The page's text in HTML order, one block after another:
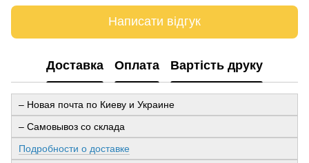
Написати відгук
Доставка Оплата Вартість друку
– Новая почта по Киеву и Украине
– Самовывоз со склада
Подробности о доставке